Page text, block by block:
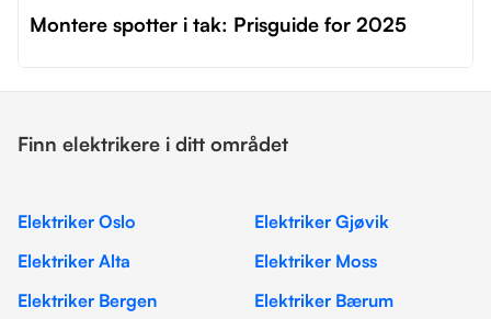
Montere spotter i tak: Prisguide for 2025
Finn elektrikere i ditt området
Elektriker Oslo
Elektriker Gjøvik
Elektriker Alta
Elektriker Moss
Elektriker Bergen
Elektriker Bærum